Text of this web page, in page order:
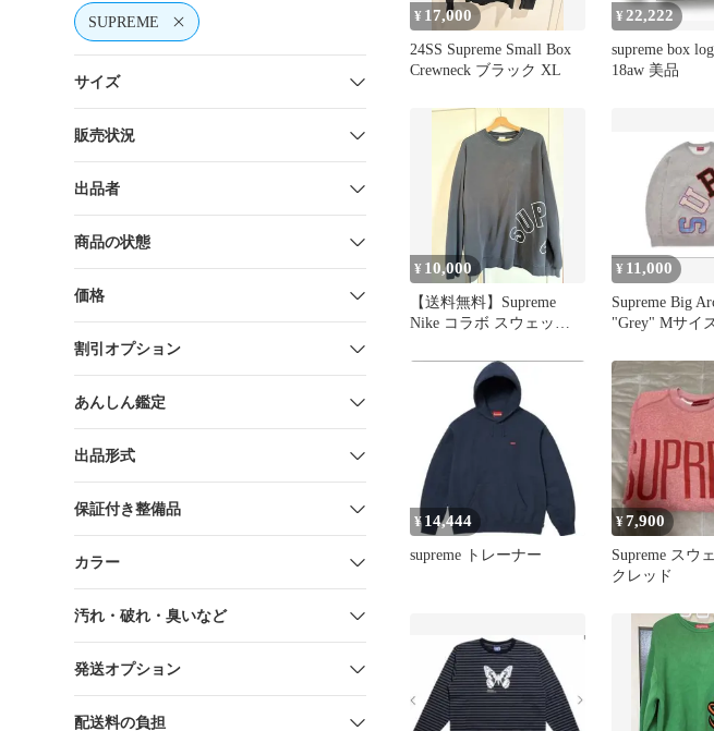
SUPREME
サイズ
販売状況
出品者
商品の状態
価格
割引オプション
あんしん鑑定
出品形式
保証付き整備品
カラー
汚れ・破れ・臭いなど
発送オプション
配送料の負担
¥ 17,000
24SS Supreme Small Box
Crewneck ブラック XL
¥22,222
supreme box
18aw 美品
¥ 10,000
【送料無料】Supreme
Nike コラボ スウェット L
¥ 11,000
Supreme Big
"Grey" Mサイ
¥ 14,444
supreme トレーナー
¥7,900
Supreme スウ
クレッド